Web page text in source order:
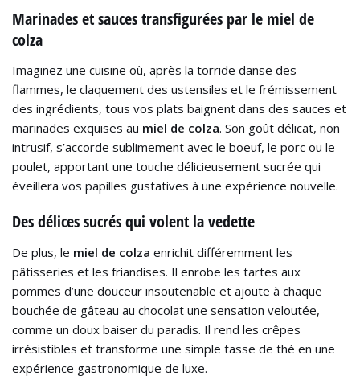
Marinades et sauces transfigurées par le miel de
colza
Imaginez une cuisine où, après la torride danse des
flammes, le claquement des ustensiles et le frémissement
des ingrédients, tous vos plats baignent dans des sauces et
marinades exquises au miel de colza. Son goût délicat, non
intrusif, s’accorde sublimement avec le boeuf, le porc ou le
poulet, apportant une touche délicieusement sucrée qui
éveillera vos papilles gustatives à une expérience nouvelle.
Des délices sucrés qui volent la vedette
De plus, le miel de colza enrichit différemment les
pâtisseries et les friandises. Il enrobe les tartes aux
pommes d’une douceur insoutenable et ajoute à chaque
bouchée de gâteau au chocolat une sensation veloutée,
comme un doux baiser du paradis. Il rend les crêpes
irrésistibles et transforme une simple tasse de thé en une
expérience gastronomique de luxe.